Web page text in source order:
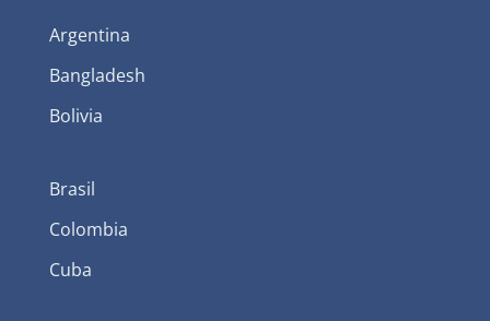
Argentina
Bangladesh
Bolivia
Brasil
Colombia
Cuba